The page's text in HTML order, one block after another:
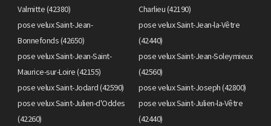
Valmitte (42380)
Charlieu (42190)
pose velux Saint-Jean-
Bonnefonds (42650)
pose velux Saint-Jean-la-Vêtre
(42440)
pose velux Saint-Jean-Saint-
Maurice-sur-Loire (42155)
pose velux Saint-Jean-Soleymieux
(42560)
pose velux Saint-Jodard (42590)
pose velux Saint-Joseph (42800)
pose velux Saint-Julien-d'Oddes
(42260)
pose velux Saint-Julien-la-Vêtre
(42440)